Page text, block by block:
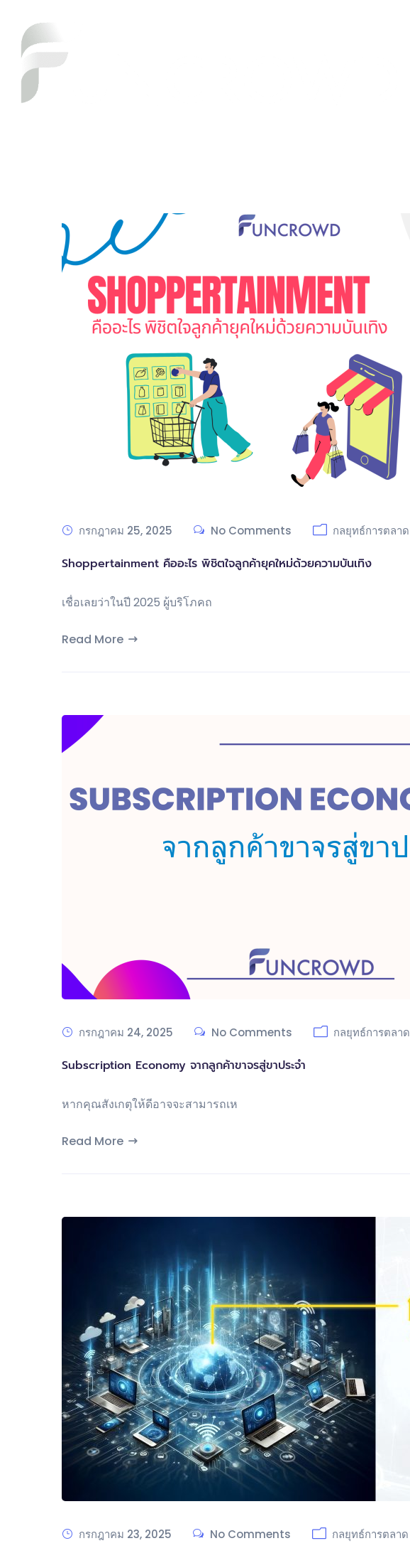
กรกฎาคม 25, 2025 No Comments กลยุทธ์การตลาด
Shoppertainment คืออะไร พิชิตใจลูกค้ายุคใหม่ด้วยความบันเทิง
เชื่อเลยว่าในปี 2025 ผู้บริโภคถ
Read More
กรกฎาคม 24, 2025 No Comments กลยุทธ์การตลาด
Subscription Economy จากลูกค้าขาจรสู่ขาประจำ
หากคุณสังเกตุให้ดีอาจจะสามารถเห
Read More
กรกฎาคม 23, 2025 No Comments กลยุทธ์การตลาด